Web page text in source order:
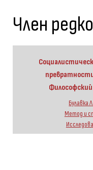
Член
Булавка
Метод и